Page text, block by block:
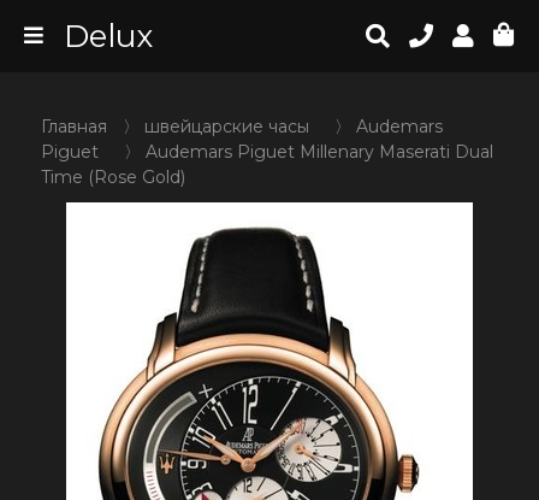
Delux
Главная 〉 швейцарские часы 〉 Audemars
Piguet
〉 Audemars Piguet Millenary Maserati Dual
Time (Rose Gold)